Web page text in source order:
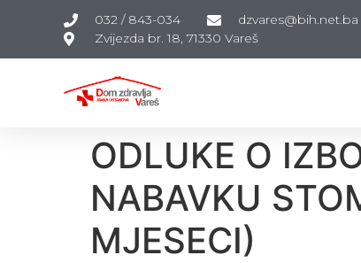
032 / 843-034
dzvares@bih.net.ba
Zvijezda br. 18, 71330 Vareš
ODLUKE O
NABAVKU
MJESECI)